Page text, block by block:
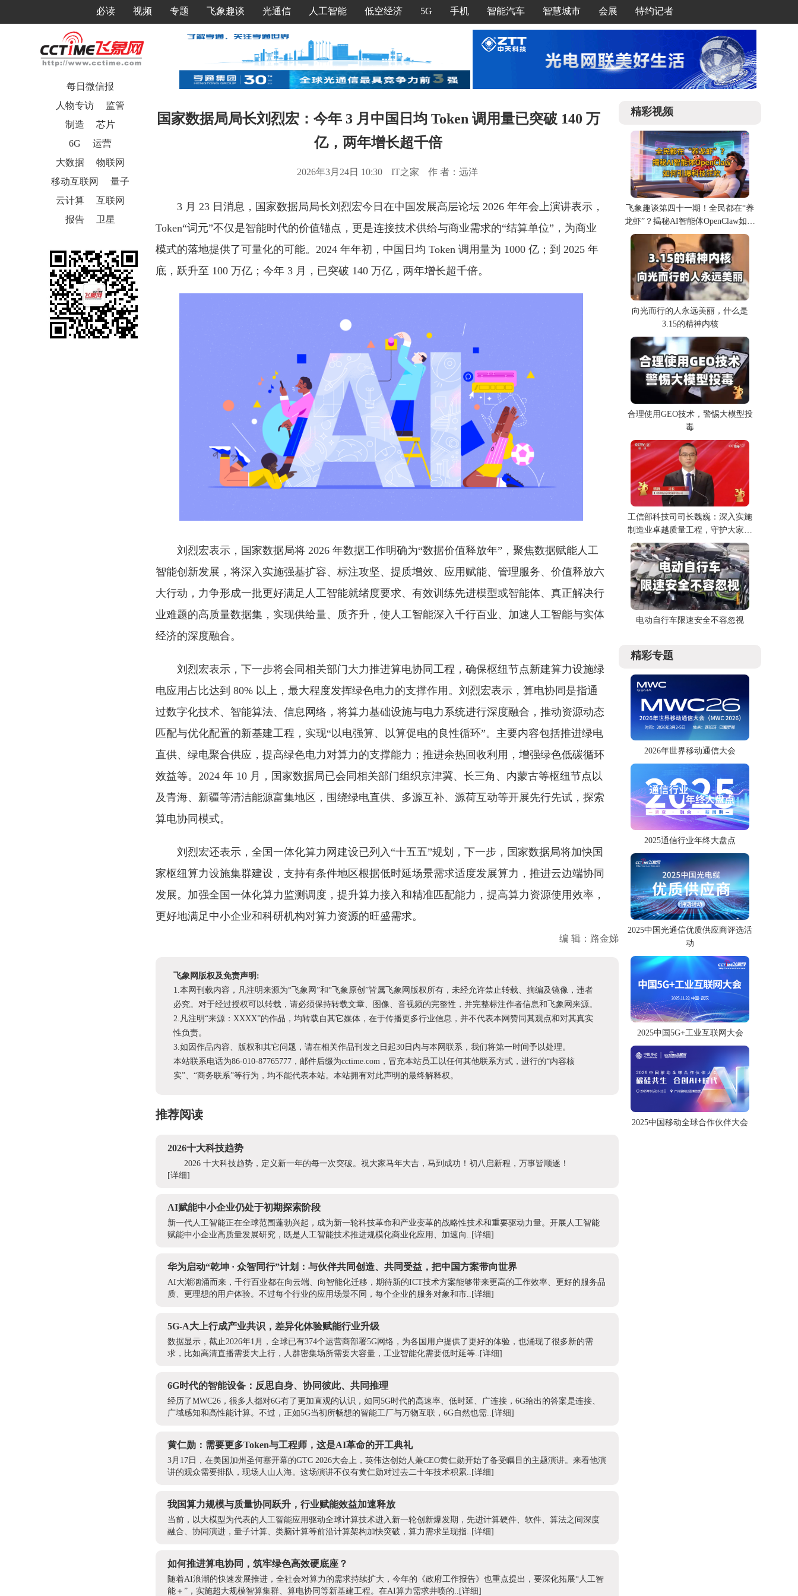
必读 视频 专题 飞象趣谈 光通信 人工智能 低空经济 5G 手机 智能汽车 智慧城市 会展 特约记者
每日微信报
人物专访
监管
制造
芯片
6G
运营
大数据
物联网
移动互联网
量子
云计算
互联网
报告
卫星
国家数据局局长刘烈宏：今年 3 月中国日均 Token 调用量已突破 140 万
亿，两年增长超千倍
2026年3月24日 10:30 IT之家 作 者：远洋
3 月 23 日消息，国家数据局局长刘烈宏今日在中国发展高层论坛 2026 年年会上演讲表示，
Token“词元”不仅是智能时代的价值锚点，更是连接技术供给与商业需求的“结算单位”，为商业
模式的落地提供了可量化的可能。2024 年年初，中国日均 Token 调用量为 1000 亿；到 2025 年
底，跃升至 100 万亿；今年 3 月，已突破 140 万亿，两年增长超千倍。
刘烈宏表示，国家数据局将 2026 年数据工作明确为“数据价值释放年”，聚焦数据赋能人工
智能创新发展，将深入实施强基扩容、标注攻坚、提质增效、应用赋能、管理服务、价值释放六
大行动，力争形成一批更好满足人工智能就绪度要求、有效训练先进模型或智能体、真正解决行
业难题的高质量数据集，实现供给量、质齐升，使人工智能深入千行百业、加速人工智能与实体
经济的深度融合。
刘烈宏表示，下一步将会同相关部门大力推进算电协同工程，确保枢纽节点新建算力设施绿
电应用占比达到 80% 以上，最大程度发挥绿色电力的支撑作用。刘烈宏表示，算电协同是指通
过数字化技术、智能算法、信息网络，将算力基础设施与电力系统进行深度融合，推动资源动态
匹配与优化配置的新基建工程，实现“以电强算、以算促电的良性循环”。主要内容包括推进绿电
直供、绿电聚合供应，提高绿色电力对算力的支撑能力；推进余热回收利用，增强绿色低碳循环
效益等。2024 年 10 月，国家数据局已会同相关部门组织京津冀、长三角、内蒙古等枢纽节点以
及青海、新疆等清洁能源富集地区，围绕绿电直供、多源互补、源荷互动等开展先行先试，探索
算电协同模式。
刘烈宏还表示，全国一体化算力网建设已列入“十五五”规划，下一步，国家数据局将加快国
家枢纽算力设施集群建设，支持有条件地区根据低时延场景需求适度发展算力，推进云边端协同
发展。加强全国一体化算力监测调度，提升算力接入和精准匹配能力，提高算力资源使用效率，
更好地满足中小企业和科研机构对算力资源的旺盛需求。
编 辑：路金娣
飞象网版权及免责声明:
1.本网刊载内容，凡注明来源为“飞象网”和“飞象原创”皆属飞象网版权所有，未经允许禁止转载、摘编及镜像，违者
必究。对于经过授权可以转载，请必须保持转载文章、图像、音视频的完整性，并完整标注作者信息和飞象网来源。
2.凡注明“来源：XXXX”的作品，均转载自其它媒体，在于传播更多行业信息，并不代表本网赞同其观点和对其真实
性负责。
3.如因作品内容、版权和其它问题，请在相关作品刊发之日起30日内与本网联系，我们将第一时间予以处理。
本站联系电话为86-010-87765777，邮件后缀为cctime.com，冒充本站员工以任何其他联系方式，进行的“内容核
实”、“商务联系”等行为，均不能代表本站。本站拥有对此声明的最终解释权。
推荐阅读
2026十大科技趋势
2026 十大科技趋势，定义新一年的每一次突破。祝大家马年大吉，马到成功！初八启新程，万事皆顺遂！
[详细]
AI赋能中小企业仍处于初期探索阶段
新一代人工智能正在全球范围蓬勃兴起，成为新一轮科技革命和产业变革的战略性技术和重要驱动力量。开展人工智能
赋能中小企业高质量发展研究，既是人工智能技术推进规模化商业化应用、加速向.. [详细]
华为启动“乾坤 · 众智同行”计划：与伙伴共同创造、共同受益，把中国方案带向世界
AI大潮汹涌而来，千行百业都在向云端、向智能化迁移，期待新的ICT技术方案能够带来更高的工作效率、更好的服务品
质、更理想的用户体验。不过每个行业的应用场景不同，每个企业的服务对象和市.. [详细]
5G-A大上行成产业共识，差异化体验赋能行业升级
数据显示，截止2026年1月，全球已有374个运营商部署5G网络，为各国用户提供了更好的体验，也涌现了很多新的需
求，比如高清直播需要大上行，人群密集场所需要大容量，工业智能化需要低时延等.. [详细]
6G时代的智能设备：反思自身、协同彼此、共同推理
经历了MWC26，很多人都对6G有了更加直观的认识，如同5G时代的高速率、低时延、广连接，6G给出的答案是连接、
广域感知和高性能计算。不过，正如5G当初所畅想的智能工厂与万物互联，6G自然也需.. [详细]
黄仁勋：需要更多Token与工程师，这是AI革命的开工典礼
3月17日，在美国加州圣何塞开幕的GTC 2026大会上，英伟达创始人兼CEO黄仁勋开始了备受瞩目的主题演讲。来看他演
讲的观众需要排队，现场人山人海。这场演讲不仅有黄仁勋对过去二十年技术积累.. [详细]
我国算力规模与质量协同跃升，行业赋能效益加速释放
当前，以大模型为代表的人工智能应用驱动全球计算技术进入新一轮创新爆发期，先进计算硬件、软件、算法之间深度
融合、协同演进，量子计算、类脑计算等前沿计算架构加快突破，算力需求呈现指.. [详细]
如何推进算电协同，筑牢绿色高效硬底座？
随着AI浪潮的快速发展推进，全社会对算力的需求持续扩大，今年的《政府工作报告》也重点提出，要深化拓展“人工智
能＋”，实施超大规模智算集群、算电协同等新基建工程。在AI算力需求井喷的.. [详细]
精彩视频
飞象趣谈第四十一期！全民都在“养
龙虾”？揭秘AI智能体OpenClaw如何
引爆科技狂欢
向光而行的人永远美丽，什么是
3.15的精神内核
合理使用GEO技术，警惕大模型投
毒
工信部科技司司长魏巍：深入实施
制造业卓越质量工程，守护大家的
消费权益
电动自行车限速安全不容忽视
精彩专题
2026年世界移动通信大会
2025通信行业年终大盘点
2025中国光通信优质供应商评选活
动
2025中国5G+工业互联网大会
2025中国移动全球合作伙伴大会